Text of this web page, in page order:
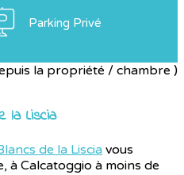
Parking Privé
la Liscia
de la Liscia vous
à Calcatoggio à moins de